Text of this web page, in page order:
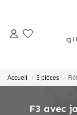
Accueil 3 pièces
F3 avec